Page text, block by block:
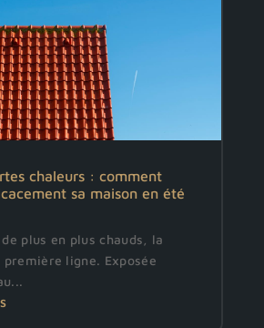
chaleurs : comment
sa maison en été
plus en plus chauds, la
ligne. Exposée